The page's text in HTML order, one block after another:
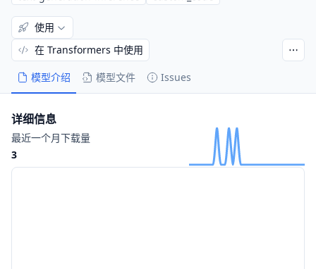
模型介绍 模型文件 Issues
使用
在 Transformers 中使用
详细信息
最近一个月下载量
3